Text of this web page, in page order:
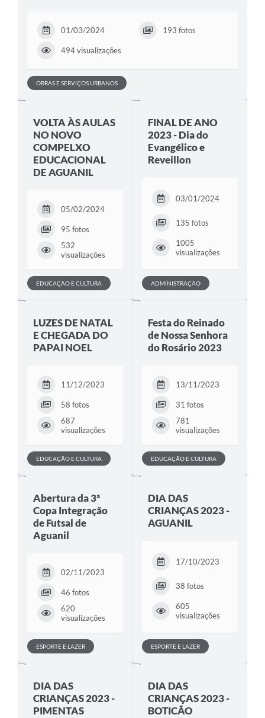
01/03/2024 193 fotos
494 visualizações
OBRAS E SERVIÇOS URBANOS
VOLTA ÀS AULAS
NO NOVO
COMPELXO
EDUCACIONAL
DE AGUANIL
05/02/2024
95 fotos
532
visualizações
EDUCAÇÃO E CULTURA
FINAL DE ANO
2023 - Dia do
Evangélico e
Reveillon
03/01/2024
135 fotos
1005
visualizações
ADMINISTRAÇÃO
LUZES DE NATAL
E CHEGADA DO
PAPAI NOEL
11/12/2023
58 fotos
687
visualizações
EDUCAÇÃO E CULTURA
Festa do Reinado
de Nossa Senhora
do Rosário 2023
13/11/2023
31 fotos
781
visualizações
EDUCAÇÃO E CULTURA
Abertura da 3ª
Copa Integração
de Futsal de
Aguanil
02/11/2023
46 fotos
620
visualizações
ESPORTE E LAZER
DIA DAS
CRIANÇAS 2023 -
AGUANIL
17/10/2023
38 fotos
605
visualizações
ESPORTE E LAZER
DIA DAS
CRIANÇAS 2023 -
PIMENTAS
DIA DAS
CRIANÇAS 2023 -
BOTICÃO